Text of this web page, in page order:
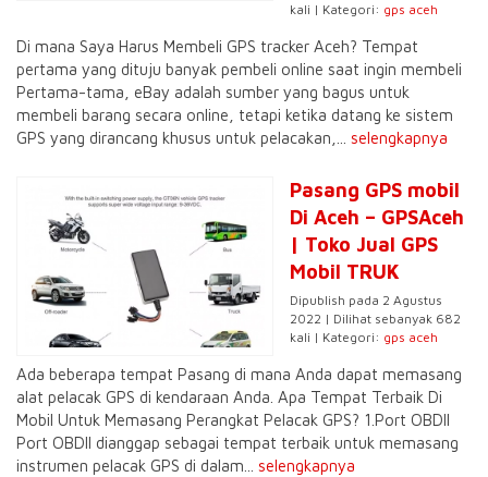
kali | Kategori: gps aceh
Di mana Saya Harus Membeli GPS tracker Aceh? Tempat
pertama yang dituju banyak pembeli online saat ingin membeli
Pertama-tama, eBay adalah sumber yang bagus untuk
membeli barang secara online, tetapi ketika datang ke sistem
GPS yang dirancang khusus untuk pelacakan,... selengkapnya
Pasang GPS mobil
Di Aceh – GPSAceh
| Toko Jual GPS
Mobil TRUK
Dipublish pada 2 Agustus
2022 | Dilihat sebanyak 682
kali | Kategori: gps aceh
Ada beberapa tempat Pasang di mana Anda dapat memasang
alat pelacak GPS di kendaraan Anda. Apa Tempat Terbaik Di
Mobil Untuk Memasang Perangkat Pelacak GPS? 1.Port OBDII
Port OBDII dianggap sebagai tempat terbaik untuk memasang
instrumen pelacak GPS di dalam... selengkapnya